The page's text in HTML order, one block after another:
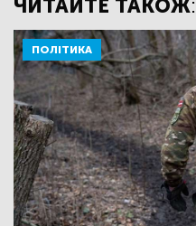
ЧИТАЙТЕ ТАКОЖ:
ПОЛІТИКА